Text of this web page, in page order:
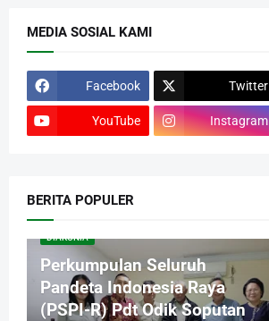
MEDIA SOSIAL KAMI
Facebook Twitter
YouTube Instagram
BERITA POPULER
DIAKONIA
Perkumpulan Seluruh
Pandeta Indonesia Raya
(PSPI-R) Pdt Odik Soputan